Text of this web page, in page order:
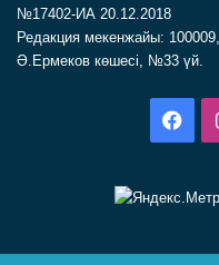
№17402-ИА 20.12.2018
Редакция мекенжайы:
Ә.Ермеков көшесі, №33 үй.